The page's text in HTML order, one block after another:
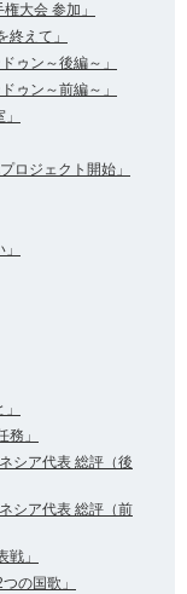
大会 参加」
えて」
ゥン～後編～」
ゥン～前編～」
ロジェクト開始」
」
シア代表 総評（後
シア代表 総評（前
」
の国歌」